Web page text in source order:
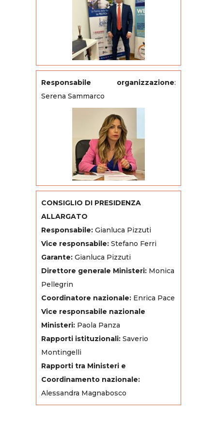
Responsabile organizzazione:
Serena Sammarco
CONSIGLIO DI PRESIDENZA
ALLARGATO
Responsabile: Gianluca Pizzuti
Vice responsabile: Stefano Ferri
Garante: Gianluca Pizzuti
Direttore generale Ministeri: Monica
Pellegrin
Coordinatore nazionale: Enrica Pace
Vice responsabile nazionale
Ministeri: Paola Panza
Rapporti istituzionali: Saverio
Montingelli
Rapporti tra Ministeri e
Coordinamento nazionale:
Alessandra Magnabosco